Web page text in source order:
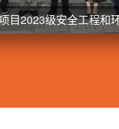
目2023级安全工程和